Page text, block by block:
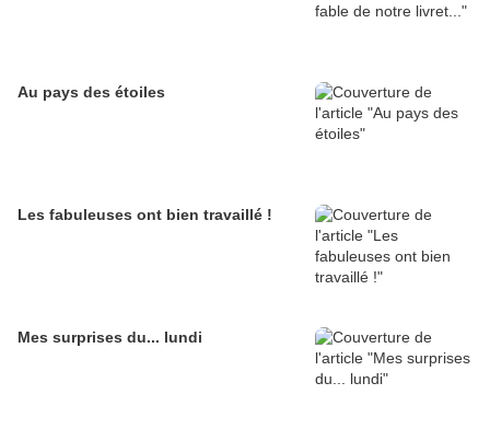
Au pays des étoiles
Les fabuleuses ont bien travaillé !
Mes surprises du... lundi